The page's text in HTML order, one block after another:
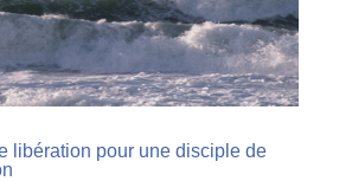
libération pour une disciple de